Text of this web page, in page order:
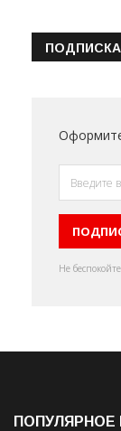
ПОДПИСКА
Не
ПОПУЛЯРНОЕ